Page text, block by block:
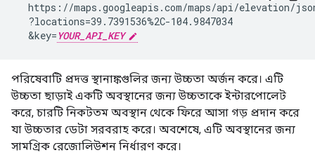
https://maps.googleapis.com/maps/api/elevation/
  ?locations=39.7391536%2C-104.9847034
  &key=
YOUR_API_KEY
পরিষেবাটি প্রদত্ত স্থানাঙ্কগুলির জন্য উচ্চতা অর্জন করে। এটি
উচ্চতা ছাড়াই একটি অবস্থানের জন্য উচ্চতাকে ইন্টারপোলেট
করে, চারটি নিকটতম অবস্থান থেকে ফিরে আসা গড় প্রদান করে
যা উচ্চতার ডেটা সরবরাহ করে। অবশেষে, এটি অবস্থানের জন্য
সামগ্রিক রেজোলিউশন নির্ধারণ করে।